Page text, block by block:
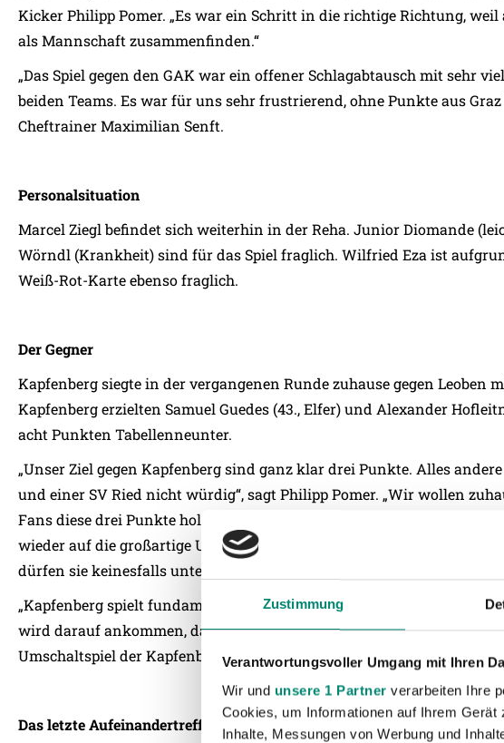
Zustimmung
Verantwortungsvoller Umgang mit Ihren
Wir und unsere 1 Partner verarbeiten Ihre
Cookies, um Informationen auf Ihrem
Inhalte, Messungen von Werbung und
Kicker Philipp Pomer. „Es war ein Schritt in die richtige Richtung,
als Mannschaft zusammenfinden.“
„Das Spiel gegen den GAK war ein offener Schlagabtausch mit sehr
beiden Teams. Es war für uns sehr frustrierend, ohne Punkte aus
Cheftrainer Maximilian Senft.
Personalsituation
Marcel Ziegl befindet sich weiterhin in der Reha. Junior Diomande
Wörndl (Krankheit) sind für das Spiel fraglich. Wilfried Eza ist
Weiß-Rot-Karte ebenso fraglich.
Der Gegner
Kapfenberg siegte in der vergangenen Runde zuhause gegen Leoben
Kapfenberg erzielten Samuel Guedes (43., Elfer) und Alexander
acht Punkten Tabellenneunter.
„Unser Ziel gegen Kapfenberg sind ganz klar drei Punkte. Alles
und einer SV Ried nicht würdig“, sagt Philipp Pomer. „Wir wollen
Fans diese drei Punkte holen und damit in der Tabelle einen Schritt
wieder auf die großartige Unterstützung unserer Fans. Kapfenberg
dürfen sie keinesfalls unterschätzen.“
„Kapfenberg spielt fundamental anders als unsere vorigen Gegner
wird darauf ankommen, dass wir Geduld und Präzision mit
Umschaltspiel der Kapfenberger im Keim ersticken“, so Maximilian
Das letzte Aufeinandertreffen